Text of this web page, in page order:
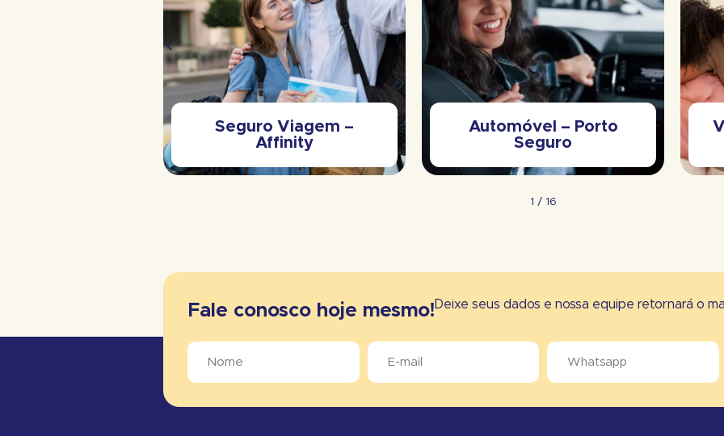
Seguro Viagem –
Affinity
Automóvel – Porto
Seguro
1 / 16
Fale conosco hoje mesmo!Deixe seus dados e nossa equipe retornará o